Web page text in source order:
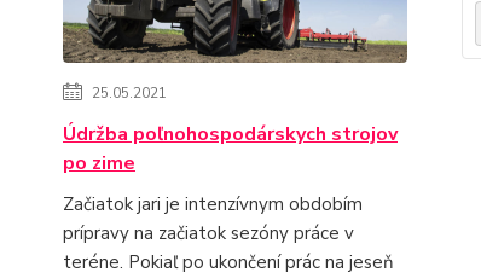
25.05.2021
Údržba poľnohospodárskych strojov
po zime
Začiatok jari je intenzívnym obdobím
prípravy na začiatok sezóny práce v
teréne. Pokiaľ po ukončení prác na jeseň